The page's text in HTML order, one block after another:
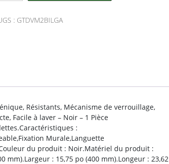
: GTDVM2BILGA
Résistants, Mécanisme de verrouillage,
Facile à laver – Noir – 1 Pièce
:
Murale,Languette
du produit : Noir.Matériel du produit :
mm).Largeur : 15,75 po (400 mm).Longeur : 23,62